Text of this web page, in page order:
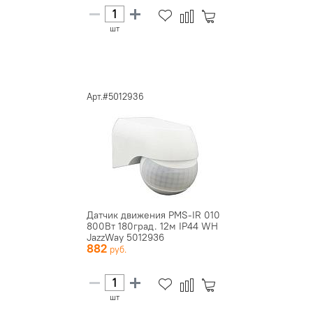
шт
Арт.#5012936
Датчик движения PMS-IR 010
800Вт 180град. 12м IP44 WH
JazzWay 5012936
882
шт